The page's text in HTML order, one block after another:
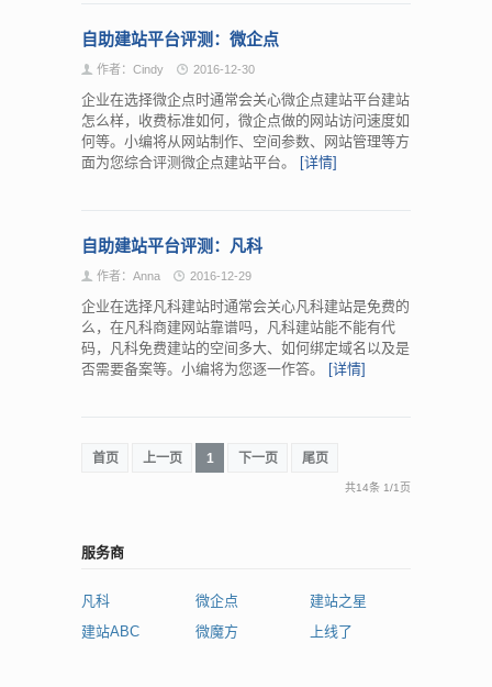
自助建站平台评测：微企点
作者：Cindy 2016-12-30
企业在选择微企点时通常会关心微企点建站平台建站
怎么样，收费标准如何，微企点做的网站访问速度如
何等。小编将从网站制作、空间参数、网站管理等方
面为您综合评测微企点建站平台。
[详情]
自助建站平台评测：凡科
作者：Anna 2016-12-29
企业在选择凡科建站时通常会关心凡科建站是免费的
么，在凡科商建网站靠谱吗，凡科建站能不能有代
码，凡科免费建站的空间多大、如何绑定域名以及是
否需要备案等。小编将为您逐一作答。
[详情]
首页 上一页 1 下一页 尾页
共14条 1/1页
服务商
凡科 微企点
建站之星
建站ABC
微魔方 上线了